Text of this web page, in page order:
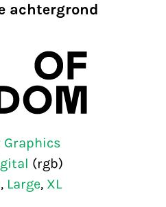
achtergrond
Graphics
(rgb)
, Large, XL